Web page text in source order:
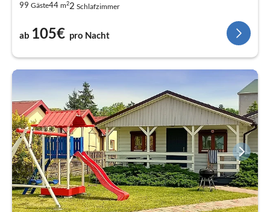
99 Gäste44 m22 Schlafzimmer
ab 105€ pro Nacht